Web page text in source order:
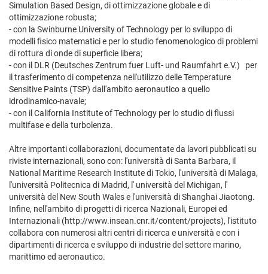
Simulation Based Design, di ottimizzazione globale e di
ottimizzazione robusta;
- con la Swinburne University of Technology per lo sviluppo di
modelli fisico matematici e per lo studio fenomenologico di problemi
di rottura di onde di superficie libera;
- con il DLR (Deutsches Zentrum fuer Luft- und Raumfahrt e.V.) per
il trasferimento di competenza nell'utilizzo delle Temperature
Sensitive Paints (TSP) dall'ambito aeronautico a quello
idrodinamico-navale;
- con il California Institute of Technology per lo studio di flussi
multifase e della turbolenza.
Altre importanti collaborazioni, documentate da lavori pubblicati su
riviste internazionali, sono con: l'università di Santa Barbara, il
National Maritime Research Institute di Tokio, l'università di Malaga,
l'università Politecnica di Madrid, l' università del Michigan, l'
università del New South Wales e l'università di Shanghai Jiaotong.
Infine, nell'ambito di progetti di ricerca Nazionali, Europei ed
Internazionali (http://www.insean.cnr.it/content/projects), l'istituto
collabora con numerosi altri centri di ricerca e università e con i
dipartimenti di ricerca e sviluppo di industrie del settore marino,
marittimo ed aeronautico.